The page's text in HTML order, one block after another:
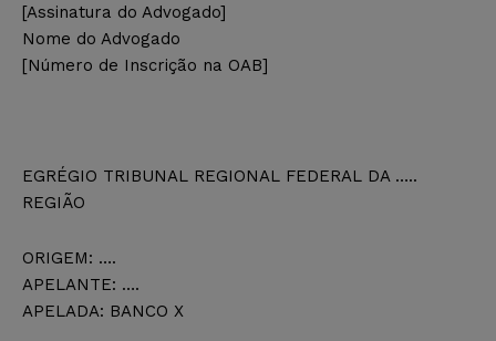
[Assinatura do Advogado]
Nome do Advogado
[Número de Inscrição na OAB]
EGRÉGIO TRIBUNAL REGIONAL FEDERAL DA …..
REGIÃO
ORIGEM: ….
APELANTE: ….
APELADA: BANCO X